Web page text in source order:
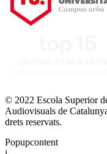
© 2022 Escola Superior
Audiovisuals de
drets reservats.
Popupcontent